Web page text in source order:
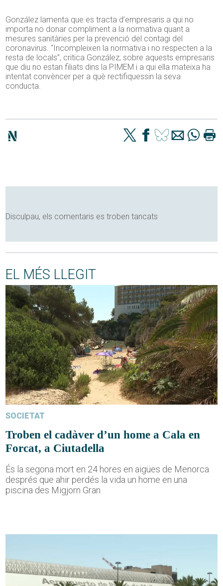
González lamenta que es tracta d’empresaris a qui no
importa no donar compliment a la normativa quant a
mesures sanitàries per la prevenció del contagi del
coronavirus. “Incompleixen la normativa i no respecten a la
resta de locals”, critica González, sobre aquests empresaris
que diu no estan filiats dins la PIMEM i a qui ella mateixa ha
intentat convèncer per a què rectifiquessin la seva
conducta.
Disculpau, els comentaris es troben tancats
EL MÉS LLEGIT
SOCIETAT
Troben el cadàver d’un home a Cala en
Forcat, a Ciutadella
És la segona mort en 24 hores en aigües de Menorca
després que ahir perdés la vida un home en una
piscina des Migjorn Gran